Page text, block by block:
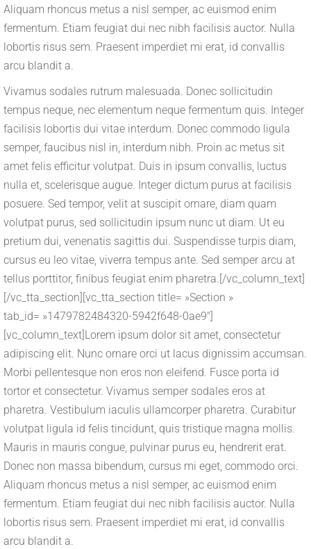
Aliquam rhoncus metus a nisl semper, ac euismod enim
fermentum. Etiam feugiat dui nec nibh facilisis auctor. Nulla
lobortis risus sem. Praesent imperdiet mi erat, id convallis
arcu blandit a.
Vivamus sodales rutrum malesuada. Donec sollicitudin
tempus neque, nec elementum neque fermentum quis. Integer
facilisis lobortis dui vitae interdum. Donec commodo ligula
semper, faucibus nisl in, interdum nibh. Proin ac metus sit
amet felis efficitur volutpat. Duis in ipsum convallis, luctus
nulla et, scelerisque augue. Integer dictum purus at facilisis
posuere. Sed tempor, velit at suscipit ornare, diam quam
volutpat purus, sed sollicitudin ipsum nunc ut diam. Ut eu
pretium dui, venenatis sagittis dui. Suspendisse turpis diam,
cursus eu leo vitae, viverra tempus ante. Sed semper arcu at
tellus porttitor, finibus feugiat enim pharetra.[/vc_column_text]
[/vc_tta_section][vc_tta_section title= »Section »
tab_id= »1479782484320-5942f648-0ae9″]
[vc_column_text]Lorem ipsum dolor sit amet, consectetur
adipiscing elit. Nunc ornare orci ut lacus dignissim accumsan.
Morbi pellentesque non eros non eleifend. Fusce porta id
tortor et consectetur. Vivamus semper sodales eros at
pharetra. Vestibulum iaculis ullamcorper pharetra. Curabitur
volutpat ligula id felis tincidunt, quis tristique magna mollis.
Mauris in mauris congue, pulvinar purus eu, hendrerit erat.
Donec non massa bibendum, cursus mi eget, commodo orci.
Aliquam rhoncus metus a nisl semper, ac euismod enim
fermentum. Etiam feugiat dui nec nibh facilisis auctor. Nulla
lobortis risus sem. Praesent imperdiet mi erat, id convallis
arcu blandit a.